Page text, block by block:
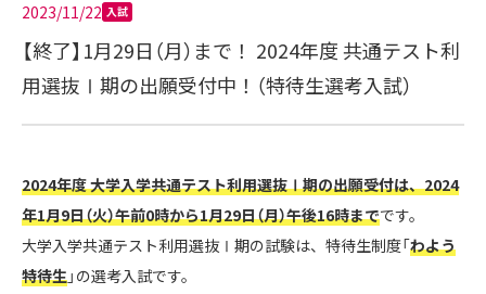
2023/11/22 入試
【終了】1月29日（月）まで！ 2024年度 共通テスト利
用選抜Ⅰ期の出願受付中！（特待生選考入試）
2024年度 大学入学共通テスト利用選抜Ⅰ期の出願受付は、2024
年1月9日（火）午前0時から1月29日（月）午後16時までです。
大学入学共通テスト利用選抜Ⅰ期の試験は、特待生制度「わよう
特待生」の選考入試です。